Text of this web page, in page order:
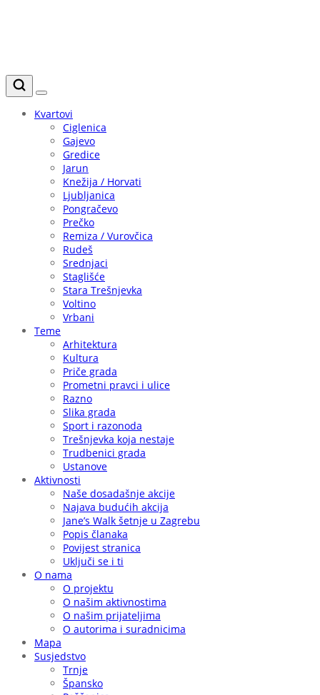
Kvartovi
Ciglenica
Gajevo
Gredice
Jarun
Knežija / Horvati
Ljubljanica
Pongračevo
Prečko
Remiza / Vurovčica
Rudeš
Srednjaci
Staglišće
Stara Trešnjevka
Voltino
Vrbani
Teme
Arhitektura
Kultura
Priče grada
Prometni pravci i ulice
Razno
Slika grada
Sport i razonoda
Trešnjevka koja nestaje
Trudbenici grada
Ustanove
Aktivnosti
Naše dosadašnje akcije
Najava budućih akcija
Jane’s Walk šetnje u Zagrebu
Popis članaka
Povijest stranica
Uključi se i ti
O nama
O projektu
O našim aktivnostima
O našim prijateljima
O autorima i suradnicima
Mapa
Susjedstvo
Trnje
Špansko